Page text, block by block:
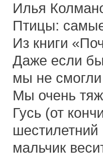
Илья
Птицы:
Из книги
Даже если
мы не
Мы очень
Гусь (от
шестилетний
мальчик